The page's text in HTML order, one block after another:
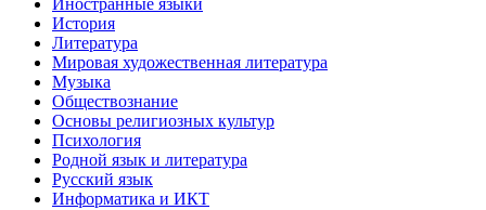
Иностранные языки
История
Литература
Мировая художественная литература
Музыка
Обществознание
Основы религиозных культур
Психология
Родной язык и литература
Русский язык
Информатика и ИКТ